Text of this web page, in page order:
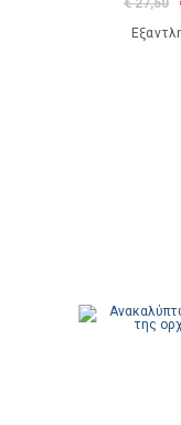
€ 27,50